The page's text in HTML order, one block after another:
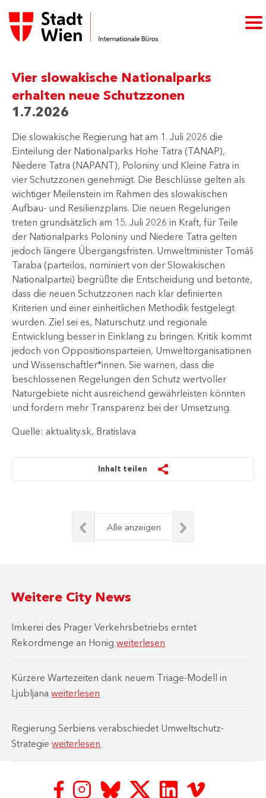
Vier slowakische Nationalparks
erhalten neue Schutzzonen
1.7.2026
Die slowakische Regierung hat am 1. Juli 2026 die
Einteilung der Nationalparks Hohe Tatra (TANAP),
Niedere Tatra (NAPANT), Poloniny und Kleine Fatra in
vier Schutzzonen genehmigt. Die Beschlüsse gelten als
wichtiger Meilenstein im Rahmen des slowakischen
Aufbau- und Resilienzplans. Die neuen Regelungen
treten grundsätzlich am 15. Juli 2026 in Kraft, für Teile
der Nationalparks Poloniny und Niedere Tatra gelten
jedoch längere Übergangsfristen. Umweltminister Tomáš
Taraba (parteilos, nominiert von der Slowakischen
Nationalpartei) begrüßte die Entscheidung und betonte,
dass die neuen Schutzzonen nach klar definierten
Kriterien und einer einheitlichen Methodik festgelegt
wurden. Ziel sei es, Naturschutz und regionale
Entwicklung besser in Einklang zu bringen. Kritik kommt
jedoch von Oppositionsparteien, Umweltorganisationen
und Wissenschaftler*innen. Sie warnen, dass die
beschlossenen Regelungen den Schutz wertvoller
Naturgebiete nicht ausreichend gewährleisten könnten
und fordern mehr Transparenz bei der Umsetzung.
Quelle: aktuality.sk, Bratislava
Inhalt teilen
Alle anzeigen
Weitere City News
Imkerei des Prager Verkehrsbetriebs erntet
Rekordmenge an Honigweiterlesen
Kürzere Wartezeiten dank neuem Triage-Modell in
Ljubljanaweiterlesen
Regierung Serbiens verabschiedet Umweltschutz-
Strategieweiterlesen